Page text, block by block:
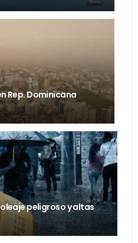
Rep. Dominicana
peligroso y altas